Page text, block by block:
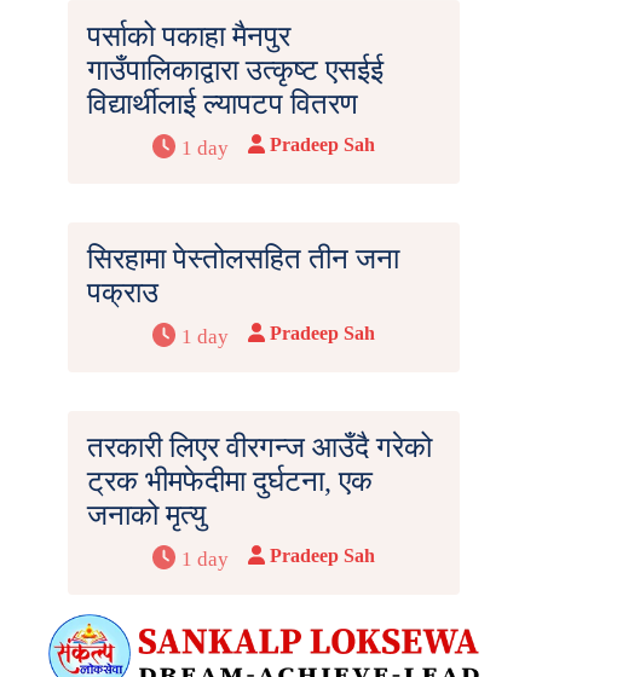
पर्साको पकाहा मैनपुर
गाउँपालिकाद्वारा उत्कृष्ट एसईई
विद्यार्थीलाई ल्यापटप वितरण
1 day Pradeep Sah
सिरहामा पेस्तोलसहित तीन जना
पक्राउ
1 day Pradeep Sah
तरकारी लिएर वीरगन्ज आउँदै गरेको
ट्रक भीमफेदीमा दुर्घटना, एक
जनाको मृत्यु
1 day Pradeep Sah